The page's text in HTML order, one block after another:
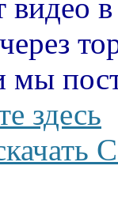
видео
мы
здесь